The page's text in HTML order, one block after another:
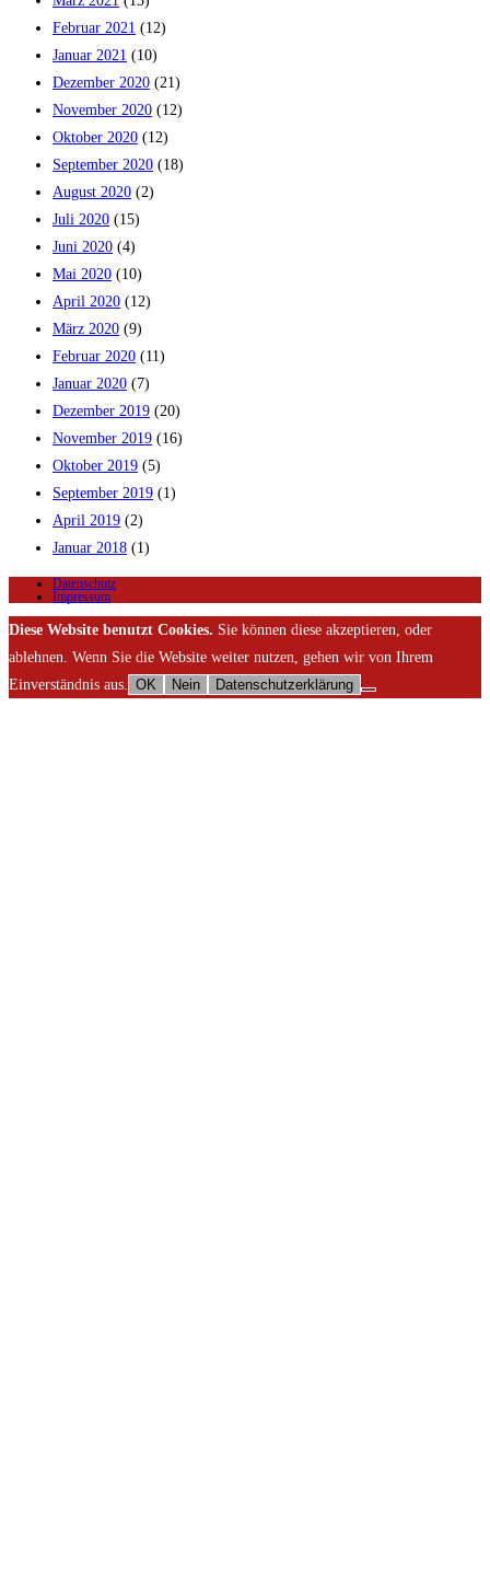
Februar 2021 (12)
Januar 2021 (10)
Dezember 2020 (21)
November 2020 (12)
Oktober 2020 (12)
September 2020 (18)
August 2020 (2)
Juli 2020 (15)
Juni 2020 (4)
Mai 2020 (10)
April 2020 (12)
März 2020 (9)
Februar 2020 (11)
Januar 2020 (7)
Dezember 2019 (20)
November 2019 (16)
Oktober 2019 (5)
September 2019 (1)
April 2019 (2)
Januar 2018 (1)
Datenschutz
Impressum
Diese Website benutzt Cookies. Sie können diese akzeptieren, oder
ablehnen. Wenn Sie die Website weiter nutzen, gehen wir von Ihrem
Einverständnis aus.
OK Nein Datenschutzerklärung